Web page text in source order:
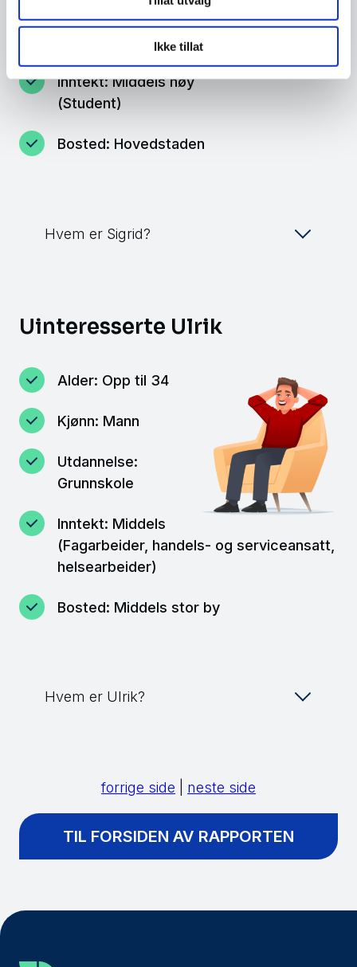
Ikke tillat
videregående (Kort og
Inntekt: Middels høy
(Student)
Bosted: Hovedstaden
Hvem er Sigrid?
Uinteresserte Ulrik
Alder: Opp til 34
Kjønn: Mann
Utdannelse:
Grunnskole
Inntekt: Middels
(Fagarbeider, handels- og serviceansatt,
helsearbeider)
Bosted: Middels stor by
Hvem er Ulrik?
forrige side neste side
TIL FORSIDEN AV RAPPORTEN